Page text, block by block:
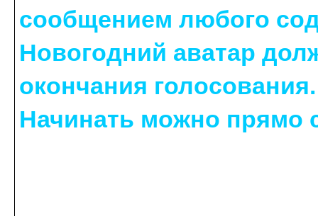
сообщением любого
Новогодний аватар
окончания голосования.
Начинать можно прямо